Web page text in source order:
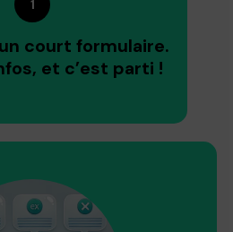
1
court formulaire.
et c’est parti !